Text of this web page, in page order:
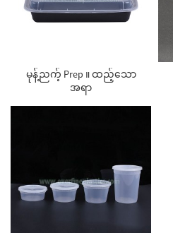
မုန့်ညက့် Prep ။ ထည့်သော
အရာ